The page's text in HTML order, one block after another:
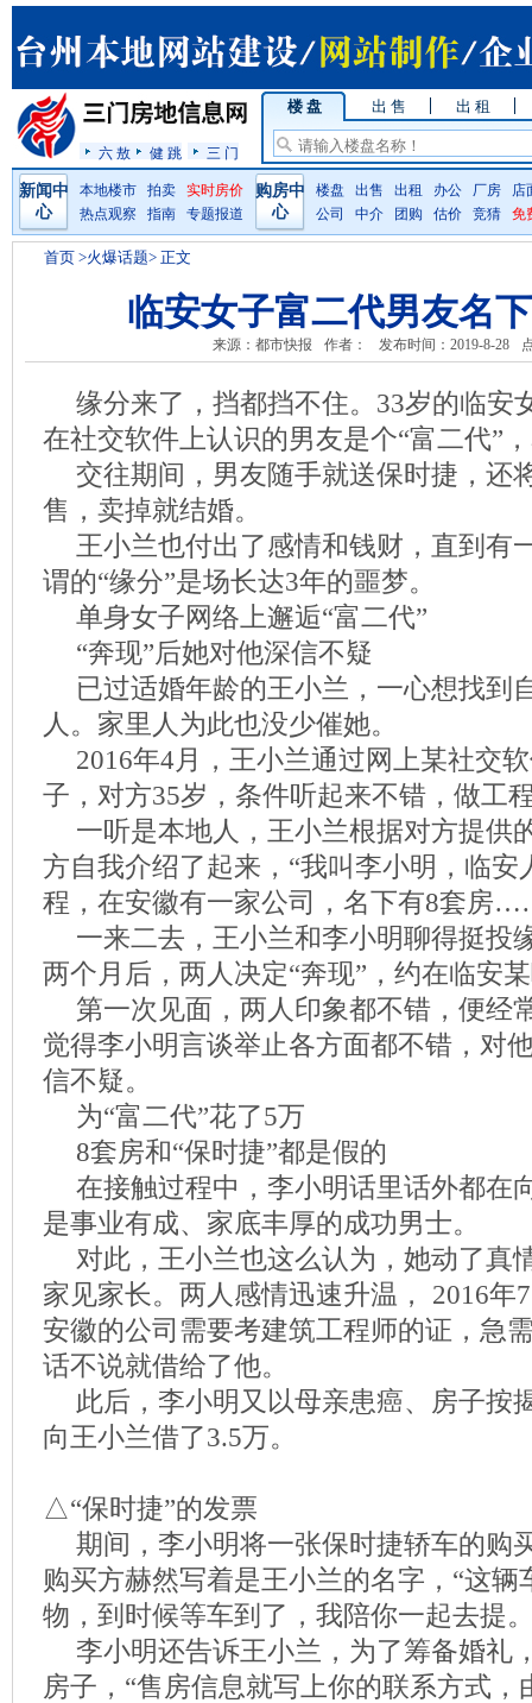
六 敖 健 跳 三 门
楼 盘 出 售 出 租
新闻中
心
本地楼市 拍卖
实时房价
热点观察
指南 专题报道
购房中
心
楼盘 出售 出租 办公 厂房
店
公司
中介 团购 估价 竞猜 免
首页 >火爆话题> 正文
临安女子富二代男友名
来源：都市快报 作者： 发布时间：2019-8-28
缘分来了，挡都挡不住。33岁的临安
在社交软件上认识的男友是个“富二代”
交往期间，男友随手就送保时捷，还
售，卖掉就结婚。
王小兰也付出了感情和钱财，直到有
谓的“缘分”是场长达3年的噩梦。
单身女子网络上邂逅“富二代”
“奔现”后她对他深信不疑
已过适婚年龄的王小兰，一心想找到
人。家里人为此也没少催她。
2016年4月，王小兰通过网上某社交
子，对方35岁，条件听起来不错，做工
一听是本地人，王小兰根据对方提供
方自我介绍了起来，“我叫李小明，临安
程，在安徽有一家公司，名下有8套房
一来二去，王小兰和李小明聊得挺投
两个月后，两人决定“奔现”，约在临安
第一次见面，两人印象都不错，便经
觉得李小明言谈举止各方面都不错，对
信不疑。
为“富二代”花了5万
8套房和“保时捷”都是假的
在接触过程中，李小明话里话外都在
是事业有成、家底丰厚的成功男士。
对此，王小兰也这么认为，她动了真
家见家长。两人感情迅速升温， 2016年
安徽的公司需要考建筑工程师的证，急
话不说就借给了他。
此后，李小明又以母亲患癌、房子按
向王小兰借了3.5万。
△“保时捷”的发票
期间，李小明将一张保时捷轿车的购
购买方赫然写着是王小兰的名字，“这辆
物，到时候等车到了，我陪你一起去提
李小明还告诉王小兰，为了筹备婚礼
房子，“售房信息就写上你的联系方式，